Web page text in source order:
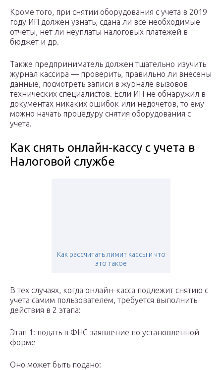
Кроме того, при снятии оборудования с учета в 2019
году ИП должен узнать, сдана ли все необходимые
отчеты, нет ли неуплаты налоговых платежей в
бюджет и др.
Также предприниматель должен тщательно изучить
журнал кассира — проверить, правильно ли внесены
данные, посмотреть записи в журнале вызовов
технических специалистов. Если ИП не обнаружил в
документах никаких ошибок или недочетов, то ему
можно начать процедуру снятия оборудования с
учета.
Как снять онлайн-кассу с учета в
Налоговой службе
Как рассчитать лимит кассы и что
это такое
В тех случаях, когда онлайн-касса подлежит снятию с
учета самим пользователем, требуется выполнить
действия в 2 этапа:
Этап 1: подать в ФНС заявление по установленной
форме
Оно может быть подано: